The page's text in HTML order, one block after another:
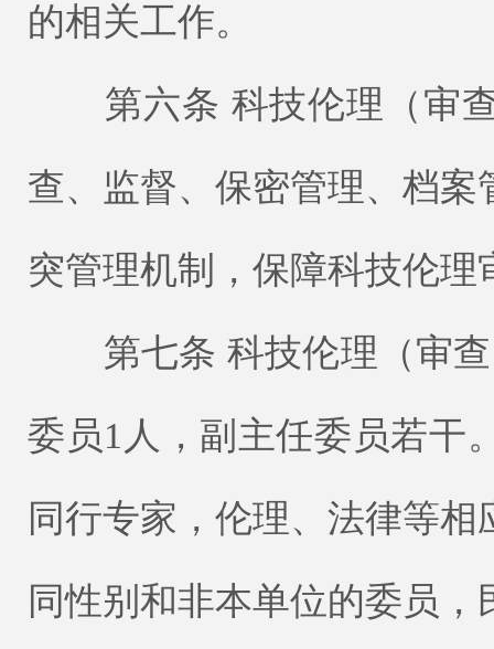
的相关工作。
第六条 科技伦理（审查
查、监督、保密管理、档
突管理机制，保障科技伦
第七条 科技伦理（审查
委员1人，副主任委员若干
同行专家，伦理、法律等
同性别和非本单位的委员